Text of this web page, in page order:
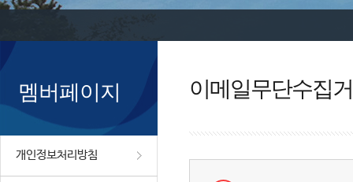
멤버페이지
개인정보처리방침
이메일무단수집